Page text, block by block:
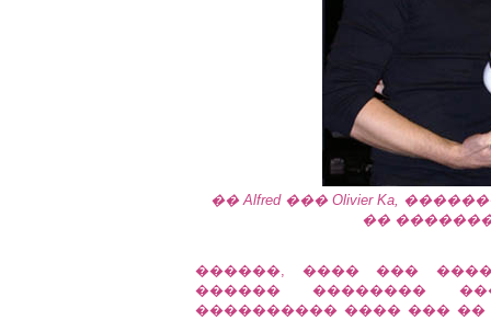
�� Alfred ��� Olivier Ka,
��
������, ���� ���
������ ��������
���������� ���� ���